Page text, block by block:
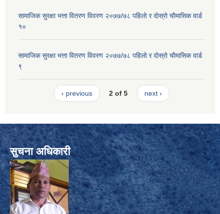
सामाजिक सुरक्षा भत्ता वितरण विवरण २०७७/७८ पहिलाे र दाेस्राे चाैमासिक वार्ड
१०
सामाजिक सुरक्षा भत्ता वितरण विवरण २०७७/७८ पहिलाे र दाेस्राे चाैमासिक वार्ड
९
‹ previous 2 of 5 next ›
सुचना अधिकारी